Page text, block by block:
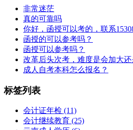
非常迷茫
真的可靠吗
你好，函授可以考的，联系
函授的可以参考吗？
函授可以参考吗？
改革后头次考，难度是会加大还
成人自考本科怎么报名？
标签列表
会计证年检 (11)
会计继续教育 (25)